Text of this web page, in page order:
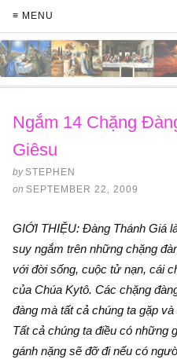
≡ MENU
Ngắm 14 Chặng
Giêsu
by STEPHEN
on SEPTEMBER 22, 2009
GIỚI THIỆU: Đàng Thánh Giá
suy ngắm trên những chặng
với đời sống, cuộc tử nạn, cái
của Chúa Kytô. Các chặng
đàng mà tất cả chúng ta gặp
Tất cả chúng ta điều có những
gánh nặng sẽ đỡ đi nếu có